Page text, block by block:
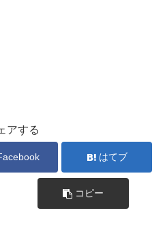
アする
はてブ
コピー